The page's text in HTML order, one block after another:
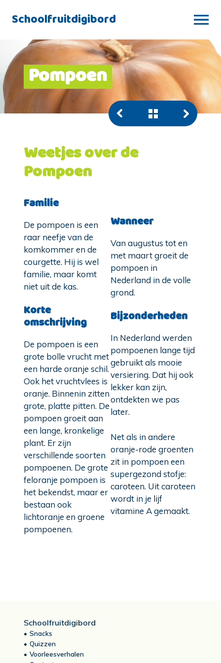
Schoolfruitdigibord
Pompoen
Weetjes over de
Pompoen
Familie
De pompoen is een
raar neefje van de
komkommer en de
courgette. Hij is wel
familie, maar komt
niet uit de kas.
Korte
omschrijving
De pompoen is een
grote bolle vrucht met
een harde oranje schil.
Ook het vruchtvlees is
oranje. Binnenin zitten
grote, platte pitten. De
pompoen groeit aan
een lange, kronkelige
plant. Er zijn
verschillende soorten
pompoenen. De grote
feloranje pompoen is
het bekendst, maar er
bestaan ook
lichtoranje en groene
pompoenen.
Wanneer
Van augustus tot en
met maart groeit de
pompoen in
Nederland in de volle
grond.
Bijzonderheden
In Nederland werden
pompoenen lange tijd
gebruikt als mooie
versiering. Dat hij ook
lekker kan zijn,
ontdekten we pas
later.
Net als in andere
oranje-rode groenten
zit in pompoen een
supergezond stofje:
caroteen. Uit caroteen
wordt in je lijf
vitamine A gemaakt.
Schoolfruitdigibord
Snacks
Quizzen
Voorleesverhalen